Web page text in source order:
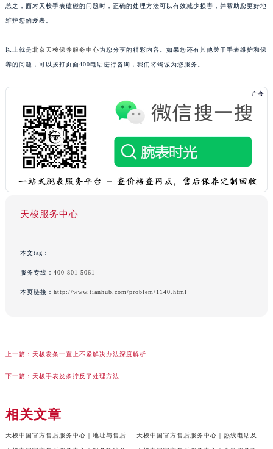
总之，面对天梭手表磕碰的问题时，正确的处理方法可以有效减少损害，并帮助您更好地
维护您的爱表。
以上就是北京天梭保养服务中心为您分享的精彩内容。如果您还有其他关于手表维护和保
养的问题，可以拨打页面400电话进行咨询，我们将竭诚为您服务。
天梭服务中心
本文tag：
服务专线： 400-801-5061
本页链接： http://www.tianhub.com/problem/1140.html
上一篇： 天梭发条一直上不紧解决办法深度解析
下一篇： 天梭手表发条拧反了处理方法
相关文章